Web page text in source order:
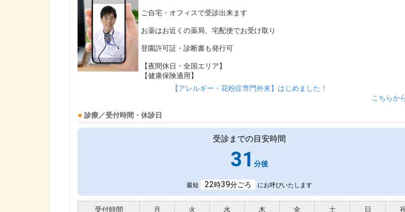
ご自宅・オフィスで受診出来ます
お薬はお近くの薬局、宅配便でお受け取り
登園許可証・診断書も発行可
【夜間休日・全国エリア】
【健康保険適用】
【アレルギー・花粉症専門外来】はじめました！
こちらか
診療／受付時間・休診日
受診までの目安時間
31 分後
最短 22時39分ごろ にお呼びいたします
受付時間 月 火 水 木 金 土 日